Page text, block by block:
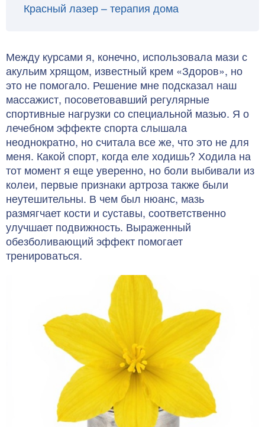
Красный лазер – терапия дома
Между курсами я, конечно, использовала мази с
акульим хрящом, известный крем «Здоров», но
это не помогало. Решение мне подсказал наш
массажист, посоветовавший регулярные
спортивные нагрузки со специальной мазью. Я о
лечебном эффекте спорта слышала
неоднократно, но считала все же, что это не для
меня. Какой спорт, когда еле ходишь? Ходила на
тот момент я еще уверенно, но боли выбивали из
колеи, первые признаки артроза также были
неутешительны. В чем был нюанс, мазь
размягчает кости и суставы, соответственно
улучшает подвижность. Выраженный
обезболивающий эффект помогает
тренироваться.